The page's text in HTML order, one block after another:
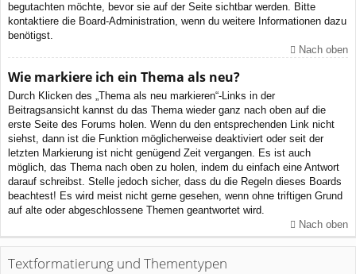
begutachten möchte, bevor sie auf der Seite sichtbar werden. Bitte
kontaktiere die Board-Administration, wenn du weitere Informationen dazu
benötigst.
Nach oben
Wie markiere ich ein Thema als neu?
Durch Klicken des „Thema als neu markieren“-Links in der
Beitragsansicht kannst du das Thema wieder ganz nach oben auf die
erste Seite des Forums holen. Wenn du den entsprechenden Link nicht
siehst, dann ist die Funktion möglicherweise deaktiviert oder seit der
letzten Markierung ist nicht genügend Zeit vergangen. Es ist auch
möglich, das Thema nach oben zu holen, indem du einfach eine Antwort
darauf schreibst. Stelle jedoch sicher, dass du die Regeln dieses Boards
beachtest! Es wird meist nicht gerne gesehen, wenn ohne triftigen Grund
auf alte oder abgeschlossene Themen geantwortet wird.
Nach oben
Textformatierung und Thementypen